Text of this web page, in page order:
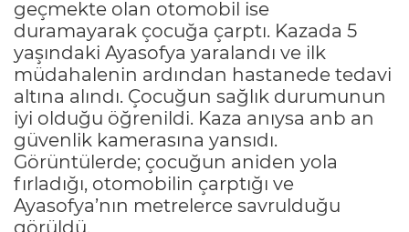
geçmekte olan otomobil ise
duramayarak çocuğa çarptı. Kazada 5
yaşındaki Ayasofya yaralandı ve ilk
müdahalenin ardından hastanede tedavi
altına alındı. Çocuğun sağlık durumunun
iyi olduğu öğrenildi. Kaza anıysa anb an
güvenlik kamerasına yansıdı.
Görüntülerde; çocuğun aniden yola
fırladığı, otomobilin çarptığı ve
Ayasofya’nın metrelerce savrulduğu
görüldü.